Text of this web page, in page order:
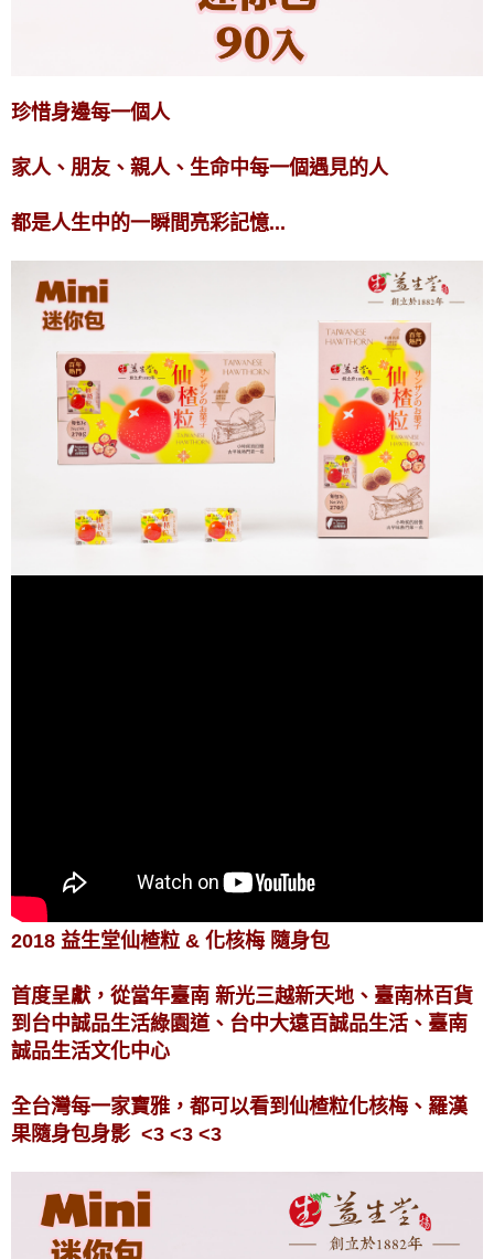
珍惜身邊每一個人
家人、朋友、親人、生命中每一個遇見的人
都是人生中的一瞬間亮彩記憶...
2018 益生堂仙楂粒 & 化核梅 隨身包
首度呈獻，從當年臺南 新光三越新天地、臺南林百貨
到台中誠品生活綠園道、台中大遠百誠品生活、臺南
誠品生活文化中心
全台灣每一家寶雅，都可以看到仙楂粒化核梅、羅漢
果隨身包身影 <3 <3 <3